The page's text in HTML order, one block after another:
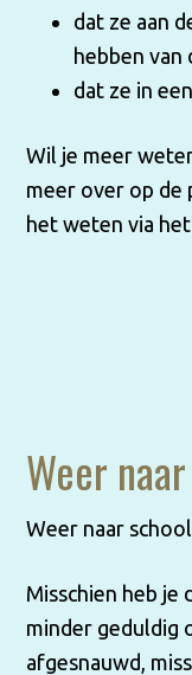
dat ze aan
hebben van
dat ze in
Wil je meer
meer over op de
het weten via het
Weer
Weer naar
Misschien heb je
minder geduldig
afgesnauwd,